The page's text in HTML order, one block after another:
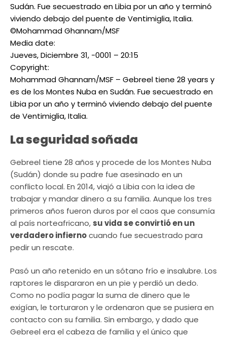
Sudán. Fue secuestrado en Libia por un año y terminó
viviendo debajo del puente de Ventimiglia, Italia.
©Mohammad Ghannam/MSF
Media date:
Jueves, Diciembre 31, -0001 – 20:15
Copyright:
Mohammad Ghannam/MSF – Gebreel tiene 28 years y
es de los Montes Nuba en Sudán. Fue secuestrado en
Libia por un año y terminó viviendo debajo del puente
de Ventimiglia, Italia.
La seguridad soñada
Gebreel tiene 28 años y procede de los Montes Nuba
(Sudán) donde su padre fue asesinado en un
conflicto local. En 2014, viajó a Libia con la idea de
trabajar y mandar dinero a su familia. Aunque los tres
primeros años fueron duros por el caos que consumía
al país norteafricano, su vida se convirtió en un
verdadero infiernocuando fue secuestrado para
pedir un rescate.
Pasó un año retenido en un sótano frío e insalubre. Los
raptores le dispararon en un pie y perdió un dedo.
Como no podía pagar la suma de dinero que le
exigían, le torturaron y le ordenaron que se pusiera en
contacto con su familia. Sin embargo, y dado que
Gebreel era el cabeza de familia y el único que